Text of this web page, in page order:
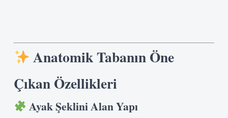
Anatomik Tabanın Öne
Çıkan Özellikleri
Ayak Şeklini Alan Yapı